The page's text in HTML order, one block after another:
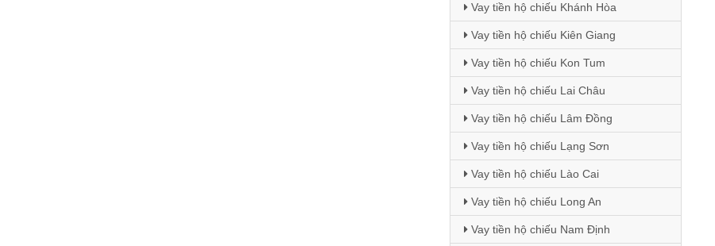
Vay tiền hộ chiếu Khánh Hòa
Vay tiền hộ chiếu Kiên Giang
Vay tiền hộ chiếu Kon Tum
Vay tiền hộ chiếu Lai Châu
Vay tiền hộ chiếu Lâm Đồng
Vay tiền hộ chiếu Lạng Sơn
Vay tiền hộ chiếu Lào Cai
Vay tiền hộ chiếu Long An
Vay tiền hộ chiếu Nam Định